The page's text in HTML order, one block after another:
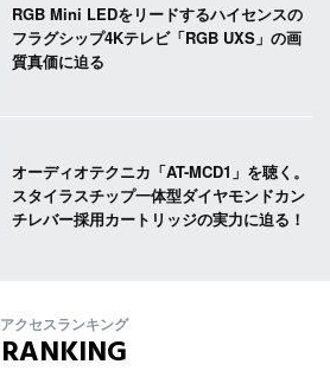
RGB Mini LEDをリードするハイセンスの
フラグシップ4Kテレビ「RGB UXS」の画
質真価に迫る
オーディオテクニカ「AT-MCD1」を聴く。
スタイラスチップ一体型ダイヤモンドカン
チレバー採用カートリッジの実力に迫る！
アクセスランキング
RANKING